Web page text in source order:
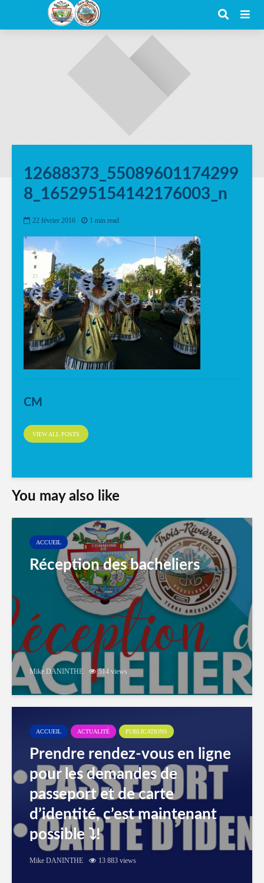
12688373_55089601174299
8_165295154142176003_n
22 février 2016 1 min read
CM
VIEW ALL POSTS
You may also like
ACCUEIL
Réception des bacheliers
Mike DANINTHE 514 views
ACCUEIL ACTUALITÉ PUBLICATIONS
Prendre rendez-vous en ligne
pour les demandes de
passeport et de carte
d’identité, c’est maintenant
possible ⤵️!
Mike DANINTHE 13 883 views